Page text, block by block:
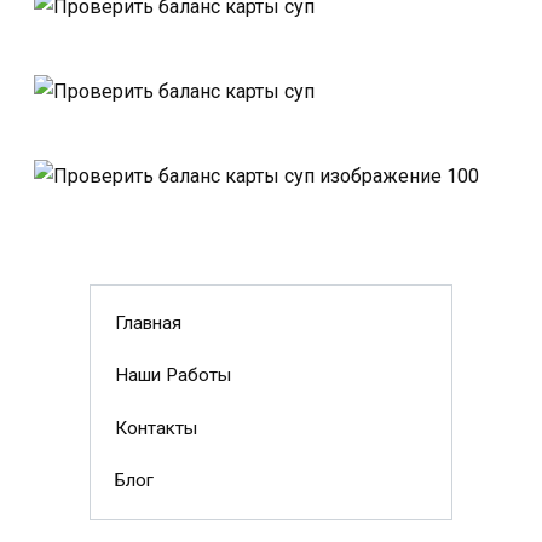
Главная
Наши Работы
Контакты
Блог